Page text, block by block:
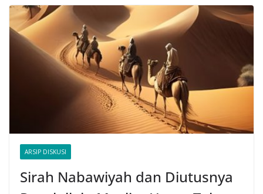
ARSIP DISKUSI
Sirah Nabawiyah dan Diutusnya